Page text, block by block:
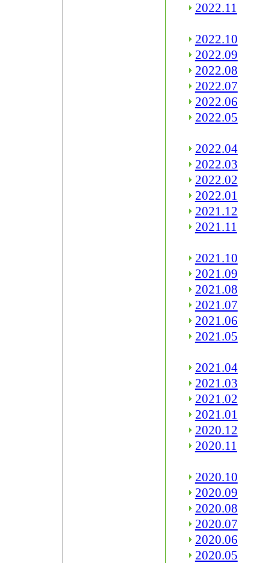
2022.11
2022.10
2022.09
2022.08
2022.07
2022.06
2022.05
2022.04
2022.03
2022.02
2022.01
2021.12
2021.11
2021.10
2021.09
2021.08
2021.07
2021.06
2021.05
2021.04
2021.03
2021.02
2021.01
2020.12
2020.11
2020.10
2020.09
2020.08
2020.07
2020.06
2020.05